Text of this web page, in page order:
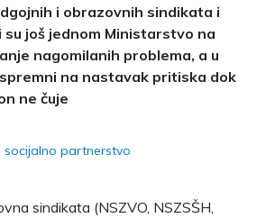
i obrazovnih sindikata i
su još jednom Ministarstvo na
nagomilanih problema, a u
na nastavak pritiska dok
ne čuje
socijalno partnerstvo
sindikata (NSZVO, NSZSŠH,